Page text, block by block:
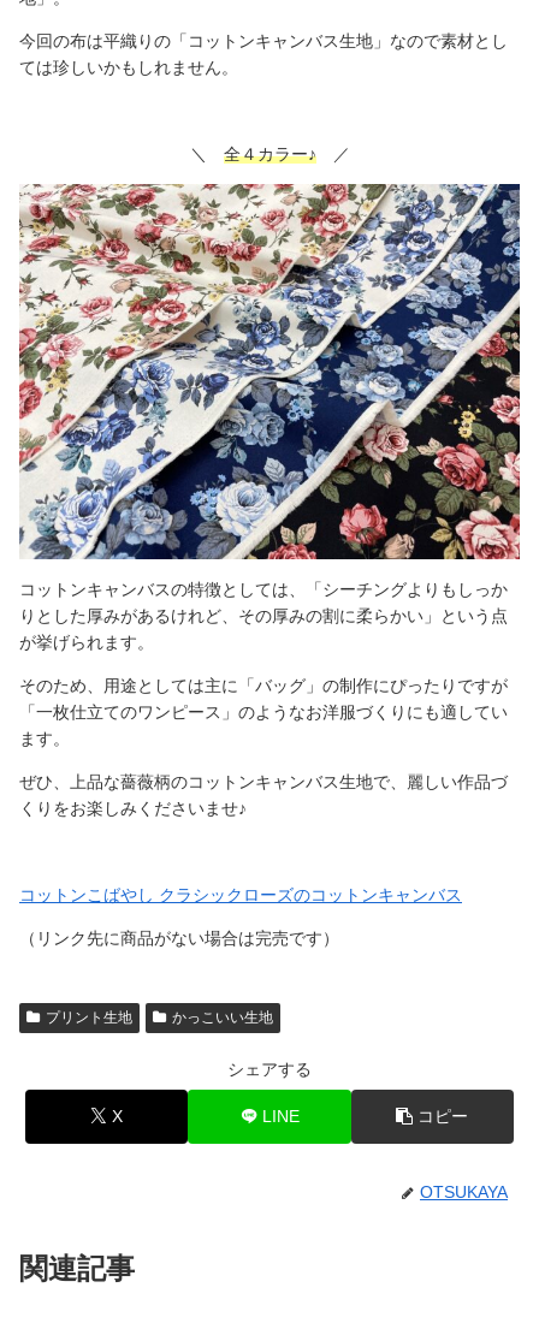
今回の布は平織りの「コットンキャンバス生地」なので素材とし
ては珍しいかもしれません。
＼ 全４カラー♪／
コットンキャンバスの特徴としては、「シーチングよりもしっか
りとした厚みがあるけれど、その厚みの割に柔らかい」という点
が挙げられます。
そのため、用途としては主に「バッグ」の制作にぴったりですが
「一枚仕立てのワンピース」のようなお洋服づくりにも適してい
ます。
ぜひ、上品な薔薇柄のコットンキャンバス生地で、麗しい作品づ
くりをお楽しみくださいませ♪
コットンこばやし クラシックローズのコットンキャンバス
（リンク先に商品がない場合は完売です）
プリント生地 かっこいい生地
シェアする
X LINE コピー
OTSUKAYA
関連記事